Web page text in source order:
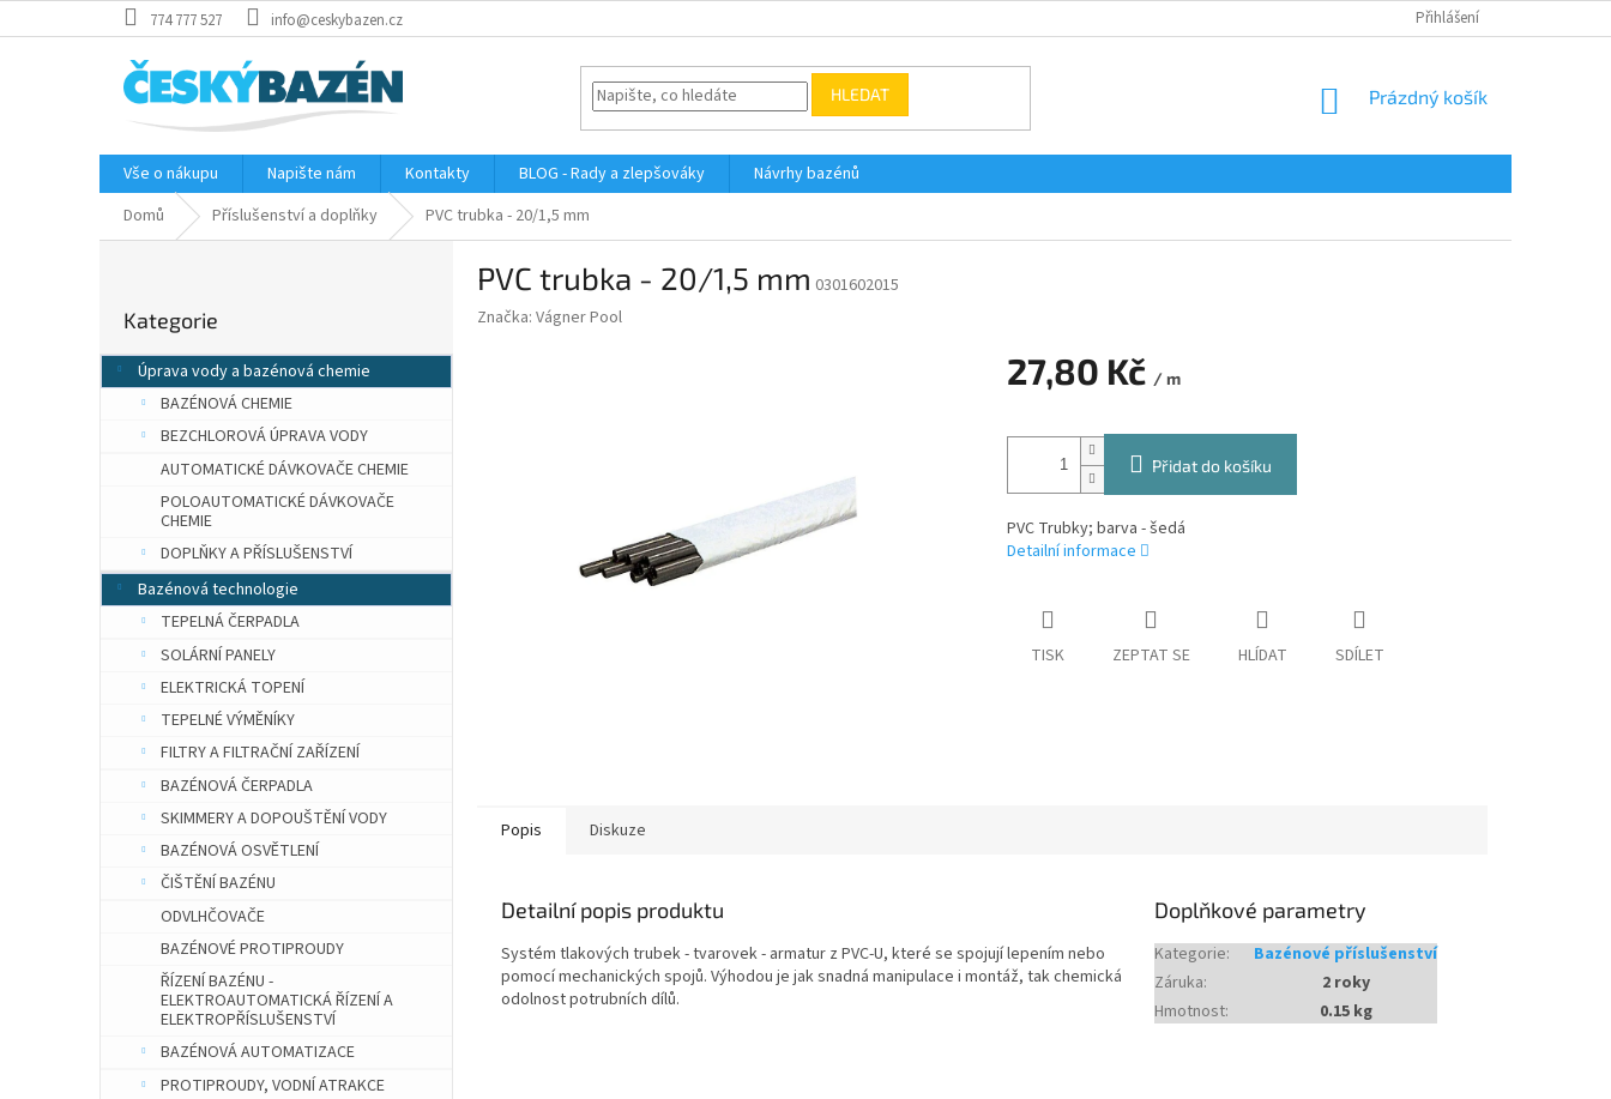
na
774 777 527 info@ceskybazen.cz Přihlášení
HLEDAT
NÁKUPNÍ
Prázdný košík
Vše o nákupu Napište nám Kontakty BLOG - Rady a zlepšováky
Návrhy bazénů
Domů
Příslušenství a doplňky PVC trubka - 20/1,5 mm
r
a
e
kategorie
Kategorie
Úprava vody a bazénová chemie
BAZÉNOVÁ CHEMIE
BEZCHLOROVÁ ÚPRAVA VODY
AUTOMATICKÉ DÁVKOVAČE CHEMIE
POLOAUTOMATICKÉ DÁVKOVAČE
CHEMIE
DOPLŇKY A PŘÍSLUŠENSTVÍ
Bazénová technologie
TEPELNÁ ČERPADLA
SOLÁRNÍ PANELY
ELEKTRICKÁ TOPENÍ
TEPELNÉ VÝMĚNÍKY
FILTRY A FILTRAČNÍ ZAŘÍZENÍ
BAZÉNOVÁ ČERPADLA
SKIMMERY A DOPOUŠTĚNÍ VODY
BAZÉNOVÁ OSVĚTLENÍ
ČIŠTĚNÍ BAZÉNU
ODVLHČOVAČE
BAZÉNOVÉ PROTIPROUDY
ŘÍZENÍ BAZÉNU -
ELEKTROAUTOMATICKÁ ŘÍZENÍ A
ELEKTROPŘÍSLUŠENSTVÍ
BAZÉNOVÁ AUTOMATIZACE
PROTIPROUDY, VODNÍ ATRAKCE
PVC trubka - 20/1,5 mm 0301602015
Značka: Vágner Pool
27,80 Kč / m
cena:
Přidat do košíku
PVC Trubky; barva - šedá
Detailní informace
TISK ZEPTAT SE HLÍDAT SDÍLET
Popis Diskuze
Detailní popis produktu
Systém tlakových trubek - tvarovek - armatur z PVC-U, které se spojují lepením nebo
pomocí mechanických spojů. Výhodou je jak snadná manipulace i montáž, tak chemická
odolnost potrubních dílů.
Doplňkové parametry
Kategorie:
Bazénové příslušenství
Záruka:
2 roky
Hmotnost: 0.15 kg